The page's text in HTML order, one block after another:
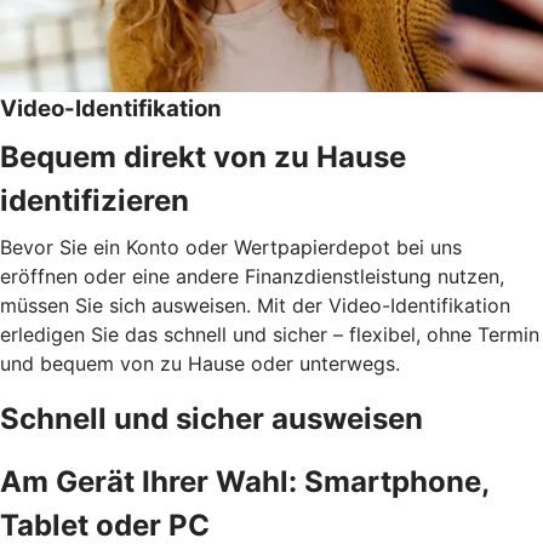
Video-Identifikation
Bequem direkt von zu Hause
identifizieren
Bevor Sie ein Konto oder Wertpapierdepot bei uns
eröffnen oder eine andere Finanzdienstleistung nutzen,
müssen Sie sich ausweisen. Mit der Video-Identifikation
erledigen Sie das schnell und sicher – flexibel, ohne Termin
und bequem von zu Hause oder unterwegs.
Schnell und sicher ausweisen
Am Gerät Ihrer Wahl: Smartphone,
Tablet oder PC